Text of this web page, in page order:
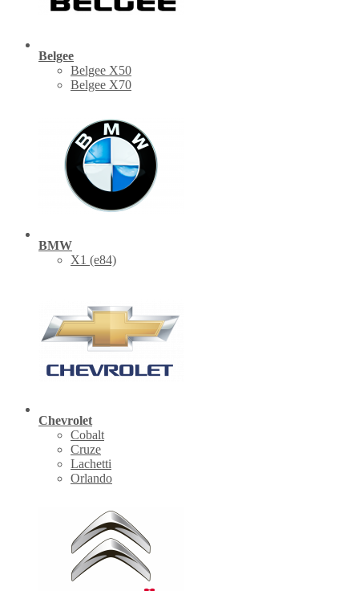
Belgee
Belgee X50
Belgee X70
BMW
X1 (е84)
Chevrolet
Cobalt
Cruze
Lachetti
Orlando